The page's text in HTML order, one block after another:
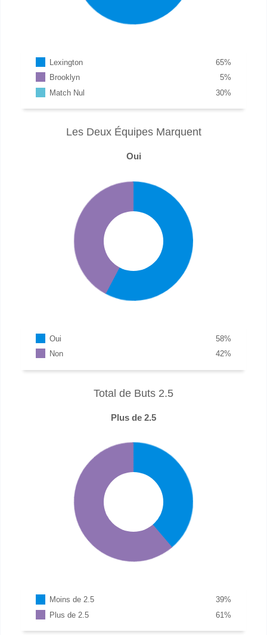
Lexington %
65
Brooklyn
%
5
Match Nul
%
30
Les Deux Équipes Marquent
Oui
Oui %
58
Non
%
42
Total de Buts 2.5
Plus de 2.5
Moins de 2.5 %
39
Plus de 2.5
%
61